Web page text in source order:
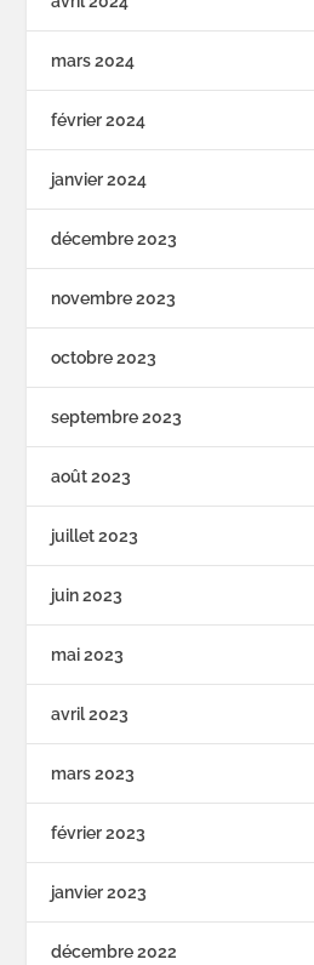
mars 2024
février 2024
janvier 2024
décembre 2023
novembre 2023
octobre 2023
septembre 2023
août 2023
juillet 2023
juin 2023
mai 2023
avril 2023
mars 2023
février 2023
janvier 2023
décembre 2022